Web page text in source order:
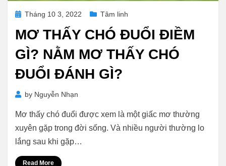
Posted
Tháng 10 3, 2022 Tâm linh
MƠ THẤY CHÓ ĐUỔI ĐIỀM
GÌ? NẰM MƠ THẤY CHÓ
ĐUỔI ĐÁNH GÌ?
by Nguyễn Nhạn
Mơ thấy chó đuổi được xem là một giấc mơ thường
xuyên gặp trong đời sống. Và nhiều người thường lo
lắng sau khi gặp…
Read More